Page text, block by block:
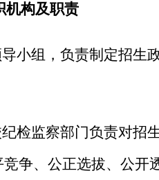
机构及职责
小组，负责制定招生
检监察部门负责对招
争、公正选拔、公开